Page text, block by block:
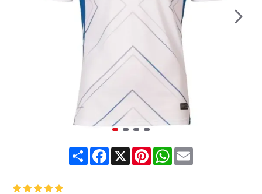
ShareFacebook
X PinterestWhatsApp
Email